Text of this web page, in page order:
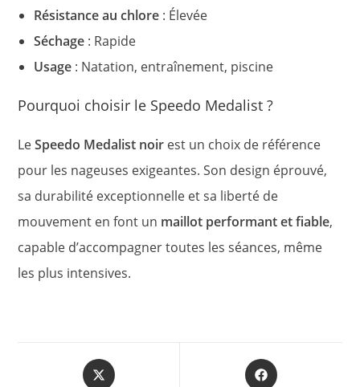
Résistance au chlore : Élevée
Séchage : Rapide
Usage : Natation, entraînement, piscine
Pourquoi choisir le Speedo Medalist ?
LeSpeedo Medalist noir est un choix de référence
pour les nageuses exigeantes. Son design éprouvé,
sa durabilité exceptionnelle et sa liberté de
mouvement en font un maillot performant et fiable,
capable d’accompagner toutes les séances, même
les plus intensives.
Opens
in
Opens
in